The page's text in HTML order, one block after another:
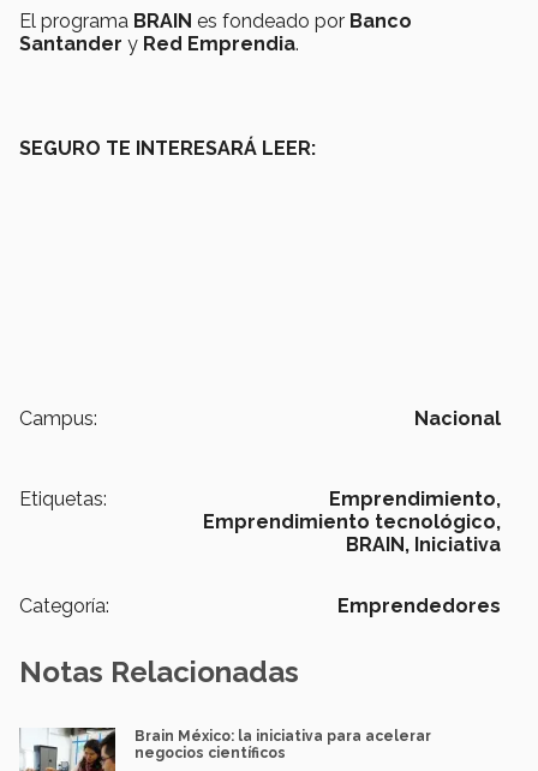
El programa BRAIN es fondeado por Banco
Santander y Red Emprendia.
SEGURO TE INTERESARÁ LEER:
Campus: Nacional
Etiquetas:
Emprendimiento,
Emprendimiento tecnológico,
BRAIN, Iniciativa
Categoría: Emprendedores
Notas Relacionadas
Brain México: la iniciativa para acelerar
negocios científicos